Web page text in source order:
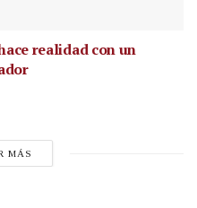
realidad con un
MÁS